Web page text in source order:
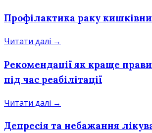
Профілактика раку
Читати далі →
Рекомендації як краще
під час реабілітації
Читати далі →
Депресія та небажання